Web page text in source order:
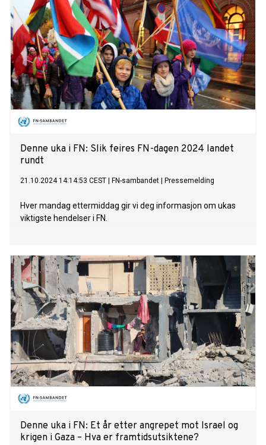
Denne uka i FN: Slik feires FN-dagen 2024 landet
rundt
21.10.2024 14:14:53 CEST FN-sambandet Pressemelding
Hver mandag ettermiddag gir vi deg informasjon om ukas
viktigste hendelser i FN.
Denne uka i FN: Et år etter angrepet mot Israel og
krigen i Gaza – Hva er framtidsutsiktene?